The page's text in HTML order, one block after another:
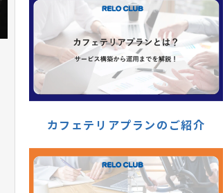
カフェテリアプランのご紹介